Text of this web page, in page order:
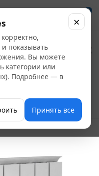
0
секц)
показывать
Вы можете
категории или
Подробнее — в
Принять все
×